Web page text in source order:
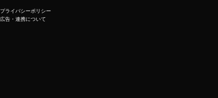
プライバシーポリシー
広告・連携について